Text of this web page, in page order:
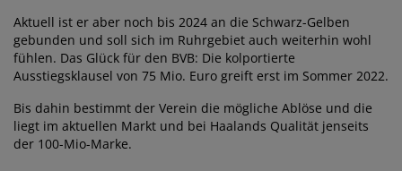
Aktuell ist er aber noch bis 2024 an die Schwarz-Gelben
gebunden und soll sich im Ruhrgebiet auch weiterhin wohl
fühlen. Das Glück für den BVB: Die kolportierte
Ausstiegsklausel von 75 Mio. Euro greift erst im Sommer 2022.
Bis dahin bestimmt der Verein die mögliche Ablöse und die
liegt im aktuellen Markt und bei Haalands Qualität jenseits
der 100-Mio-Marke.